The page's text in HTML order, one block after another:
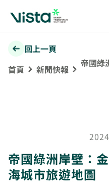
回上一頁
首頁
新聞快報
帝國綠
帝國綠洲岸壁：
海城市旅遊地圖